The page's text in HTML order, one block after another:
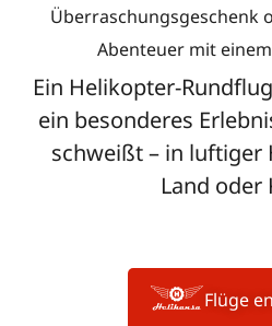
Über­ra­schungs­ge­schenk
Aben­teuer mit
Ein Heli­ko­pter-
ein beson­deres
schweißt – in luf­tiger
Land oder
Flüge